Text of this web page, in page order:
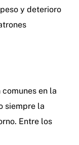
y deterioro
en la
siempre la
Entre los